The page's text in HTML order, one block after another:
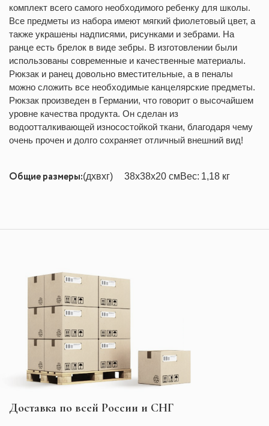
комплект всего самого необходимого ребенку для школы.
Все предметы из набора имеют мягкий фиолетовый цвет, а
также украшены надписями, рисунками и зебрами. На
ранце есть брелок в виде зебры. В изготовлении были
использованы современные и качественные материалы.
Рюкзак и ранец довольно вместительные, а в пеналы
можно сложить все необходимые канцелярские предметы.
Рюкзак произведен в Германии, что говорит о высочайшем
уровне качества продукта. Он сделан из
водоотталкивающей износостойкой ткани, благодаря чему
очень прочен и долго сохраняет отличный внешний вид!
Общие размеры:(дхвхг) 38x38x20 смВес: 1,18 кг
Доставка по всей России и СНГ